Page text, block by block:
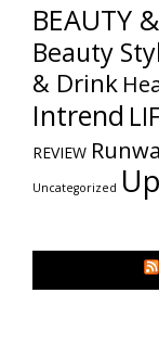
BEAUTY
Beauty
& Drink
Intrend
REVIEW
Uncategorized